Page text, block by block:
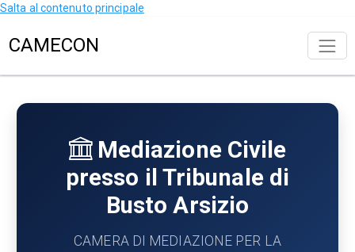
Salta al contenuto principale
CAMECON
Mediazione Civile
presso il Tribunale di
Busto Arsizio
CAMERA DI MEDIAZIONE PER LA